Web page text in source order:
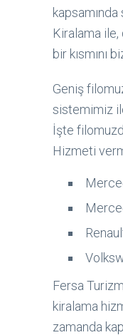
Kiralama ile,
bir kısmını
Geniş
sistemimiz
İşte
Hizmeti
Fersa
kiralama
zamanda